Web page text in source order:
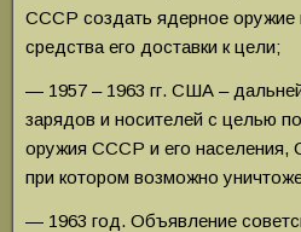
СССР создать ядерное оружие
средства его доставки к цели;
— 1957 – 1963 гг. США –
зарядов и носителей с целью
оружия СССР и его населения,
при котором возможно
— 1963 год. Объявление